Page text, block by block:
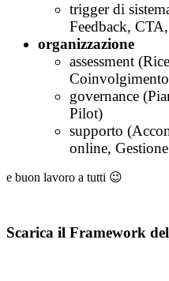
trigger di
Feedback,
organizzazione
assessment
governance
Pilot)
supporto
online,
e buon lavoro a tutti 😉
Scarica il Framework